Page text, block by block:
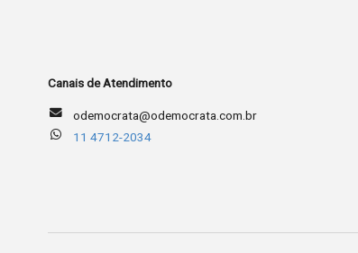
Canais de Atendimento
odemocrata@odemocrata.com.br
11 4712-2034